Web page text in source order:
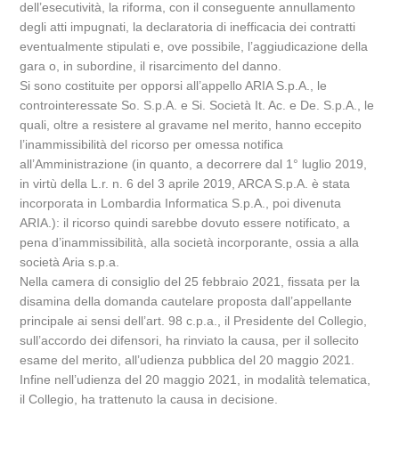
dell’esecutività, la riforma, con il conseguente annullamento
degli atti impugnati, la declaratoria di inefficacia dei contratti
eventualmente stipulati e, ove possibile, l’aggiudicazione della
gara o, in subordine, il risarcimento del danno.
Si sono costituite per opporsi all’appello ARIA S.p.A., le
controinteressate So. S.p.A. e Si. Società It. Ac. e De. S.p.A., le
quali, oltre a resistere al gravame nel merito, hanno eccepito
l’inammissibilità del ricorso per omessa notifica
all’Amministrazione (in quanto, a decorrere dal 1° luglio 2019,
in virtù della L.r. n. 6 del 3 aprile 2019, ARCA S.p.A. è stata
incorporata in Lombardia Informatica S.p.A., poi divenuta
ARIA.): il ricorso quindi sarebbe dovuto essere notificato, a
pena d’inammissibilità, alla società incorporante, ossia a alla
società Aria s.p.a.
Nella camera di consiglio del 25 febbraio 2021, fissata per la
disamina della domanda cautelare proposta dall’appellante
principale ai sensi dell’art. 98 c.p.a., il Presidente del Collegio,
sull’accordo dei difensori, ha rinviato la causa, per il sollecito
esame del merito, all’udienza pubblica del 20 maggio 2021.
Infine nell’udienza del 20 maggio 2021, in modalità telematica,
il Collegio, ha trattenuto la causa in decisione.